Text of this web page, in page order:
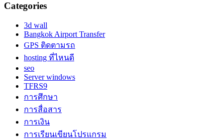
Categories
3d wall
Bangkok Airport Transfer
GPS ติดตามรถ
hosting ที่ไหนดี
seo
Server windows
TFRS9
การศึกษา
การสื่อสาร
การเงิน
การเรียนเขียนโปรแกรม